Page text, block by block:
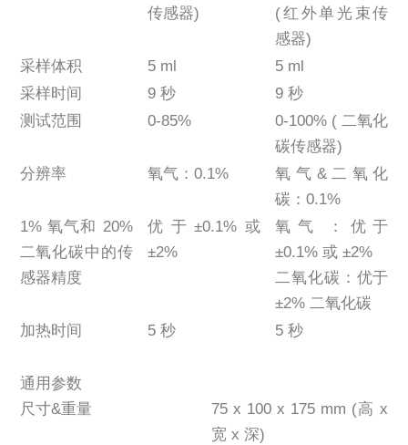
传感器)
(红外单光束传
感器)
采样体积
5 ml
5 ml
采样时间
9 秒
9 秒
测试范围
0-85%
0-100% ( 二氧化
碳传感器)
分辨率
氧气：0.1%
氧气&二氧化
碳：0.1%
1% 氧气和 20%
二氧化碳中的传
感器精度
优于±0.1%或
±2%
氧气：优于
±0.1% 或 ±2%
二氧化碳：优于
±2% 二氧化碳
加热时间
5 秒 5 秒
通用参数
尺寸&重量
75 x 100 x 175 mm (高 x
宽 x 深)